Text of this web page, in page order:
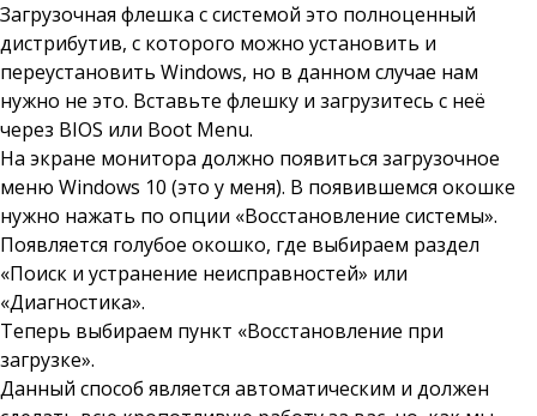
Загрузочная флешка с системой это полноценный
дистрибутив, с которого можно установить и
переустановить Windows, но в данном случае нам
нужно не это. Вставьте флешку и загрузитесь с неё
через BIOS или Boot Menu.
На экране монитора должно появиться загрузочное
меню Windows 10 (это у меня). В появившемся окошке
нужно нажать по опции «Восстановление системы».
Появляется голубое окошко, где выбираем раздел
«Поиск и устранение неисправностей» или
«Диагностика».
Теперь выбираем пункт «Восстановление при
загрузке».
Данный способ является автоматическим и должен